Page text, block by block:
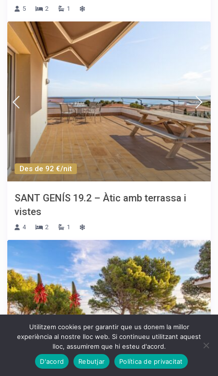
5 2 1
Des de 92 €/nit
SANT GENÍS 19.2 – Àtic amb terrassa i
vistes
4 2 1
Utilitzem cookies per garantir que us donem la millor
experiència al nostre lloc web. Si continueu utilitzant aquest
lloc, assumirem que hi esteu d'acord.
D'acord
Rebutjar Política de privacitat